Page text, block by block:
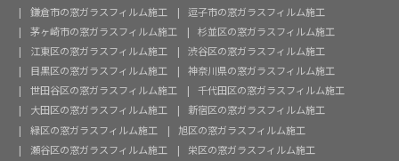
鎌倉市の窓ガラスフィルム施工
逗子市の窓ガラスフィルム施工
茅ヶ崎市の窓ガラスフィルム施工
杉並区の窓ガラスフィルム施工
江東区の窓ガラスフィルム施工
渋谷区の窓ガラスフィルム施工
目黒区の窓ガラスフィルム施工
神奈川県の窓ガラスフィルム施工
世田谷区の窓ガラスフィルム施工
千代田区の窓ガラスフィルム施工
大田区の窓ガラスフィルム施工
新宿区の窓ガラスフィルム施工
緑区の窓ガラスフィルム施工
旭区の窓ガラスフィルム施工
瀬谷区の窓ガラスフィルム施工
栄区の窓ガラスフィルム施工